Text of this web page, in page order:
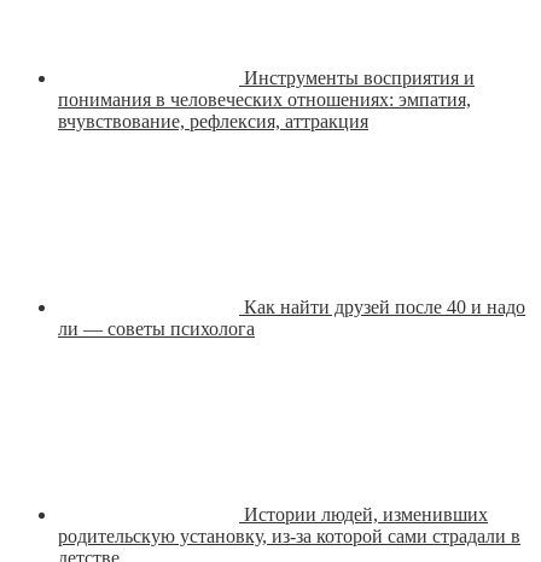
Инструменты восприятия и
понимания в человеческих отношениях: эмпатия,
вчувствование, рефлексия, аттракция
Как найти друзей после 40 и надо
ли — советы психолога
Истории людей, изменивших
родительскую установку, из-за которой сами страдали в